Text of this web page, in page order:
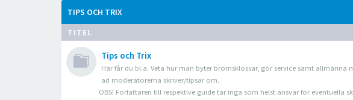
TIPS OCH TRIX
TITEL
Tips och Trix
Här får du bl.a. Veta hur man byter bromsklossar, gör service samt allmänna
ad moderatorerna skriver/tipsar om.
OBS! Författaren till respektive guide tar inga som helst ansvar för eventuella